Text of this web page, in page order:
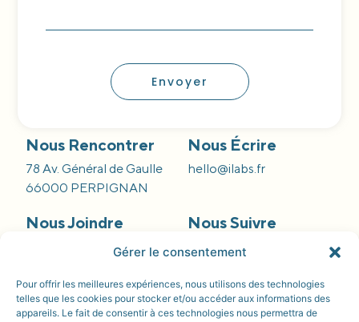
Gérer le consentement
Pour offrir les meilleures expériences, nous utilisons des technologies
telles que les cookies pour stocker et/ou accéder aux informations des
appareils. Le fait de consentir à ces technologies nous permettra de
Envoyer
Nous Rencontrer
78 Av. Général de Gaulle
66000 PERPIGNAN
Nous Écrire
hello@ilabs.fr
Nous Joindre Nous Suivre